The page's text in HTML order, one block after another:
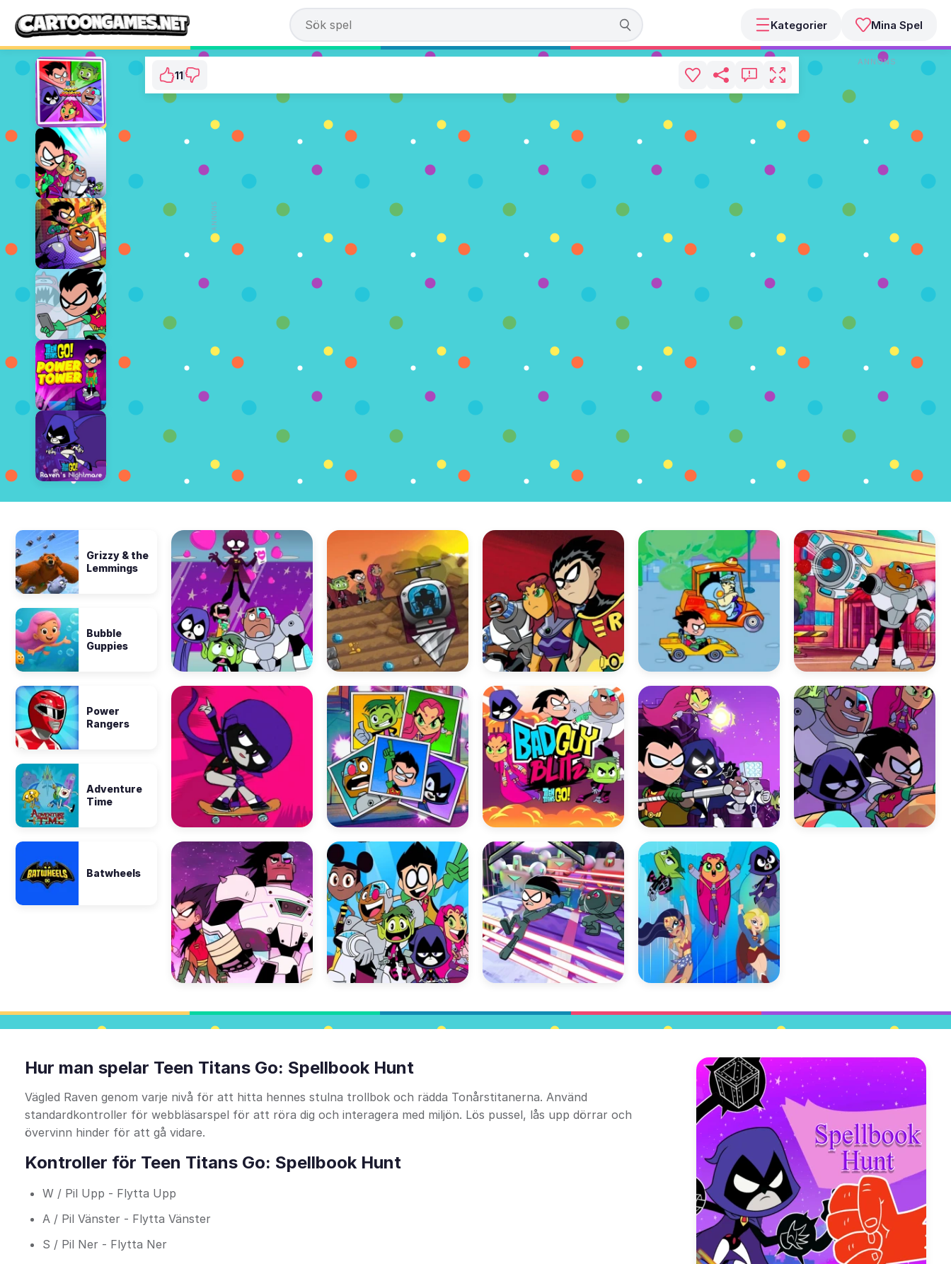
Kategorier Mina Spel
⭐ 91.67% (12 Röster)
SPELA NU
11
ANNONS
ANNONS
Grizzy & the
Lemmings
Bubble
Guppies
Power
Rangers
Adventure
Time
Batwheels
Hur man spelar Teen Titans Go: Spellbook Hunt
Vägled Raven genom varje nivå för att hitta hennes stulna trollbok och rädda Tonårstitanerna. Använd
standardkontroller för webbläsarspel för att röra dig och interagera med miljön. Lös pussel, lås upp dörrar och
övervinn hinder för att gå vidare.
Kontroller för Teen Titans Go: Spellbook Hunt
W / Pil Upp - Flytta Upp
A / Pil Vänster - Flytta Vänster
S / Pil Ner - Flytta Ner